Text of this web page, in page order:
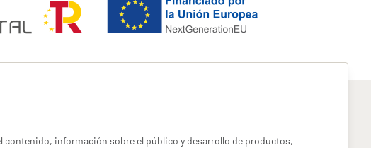
información sobre el público y desarrollo de productos,